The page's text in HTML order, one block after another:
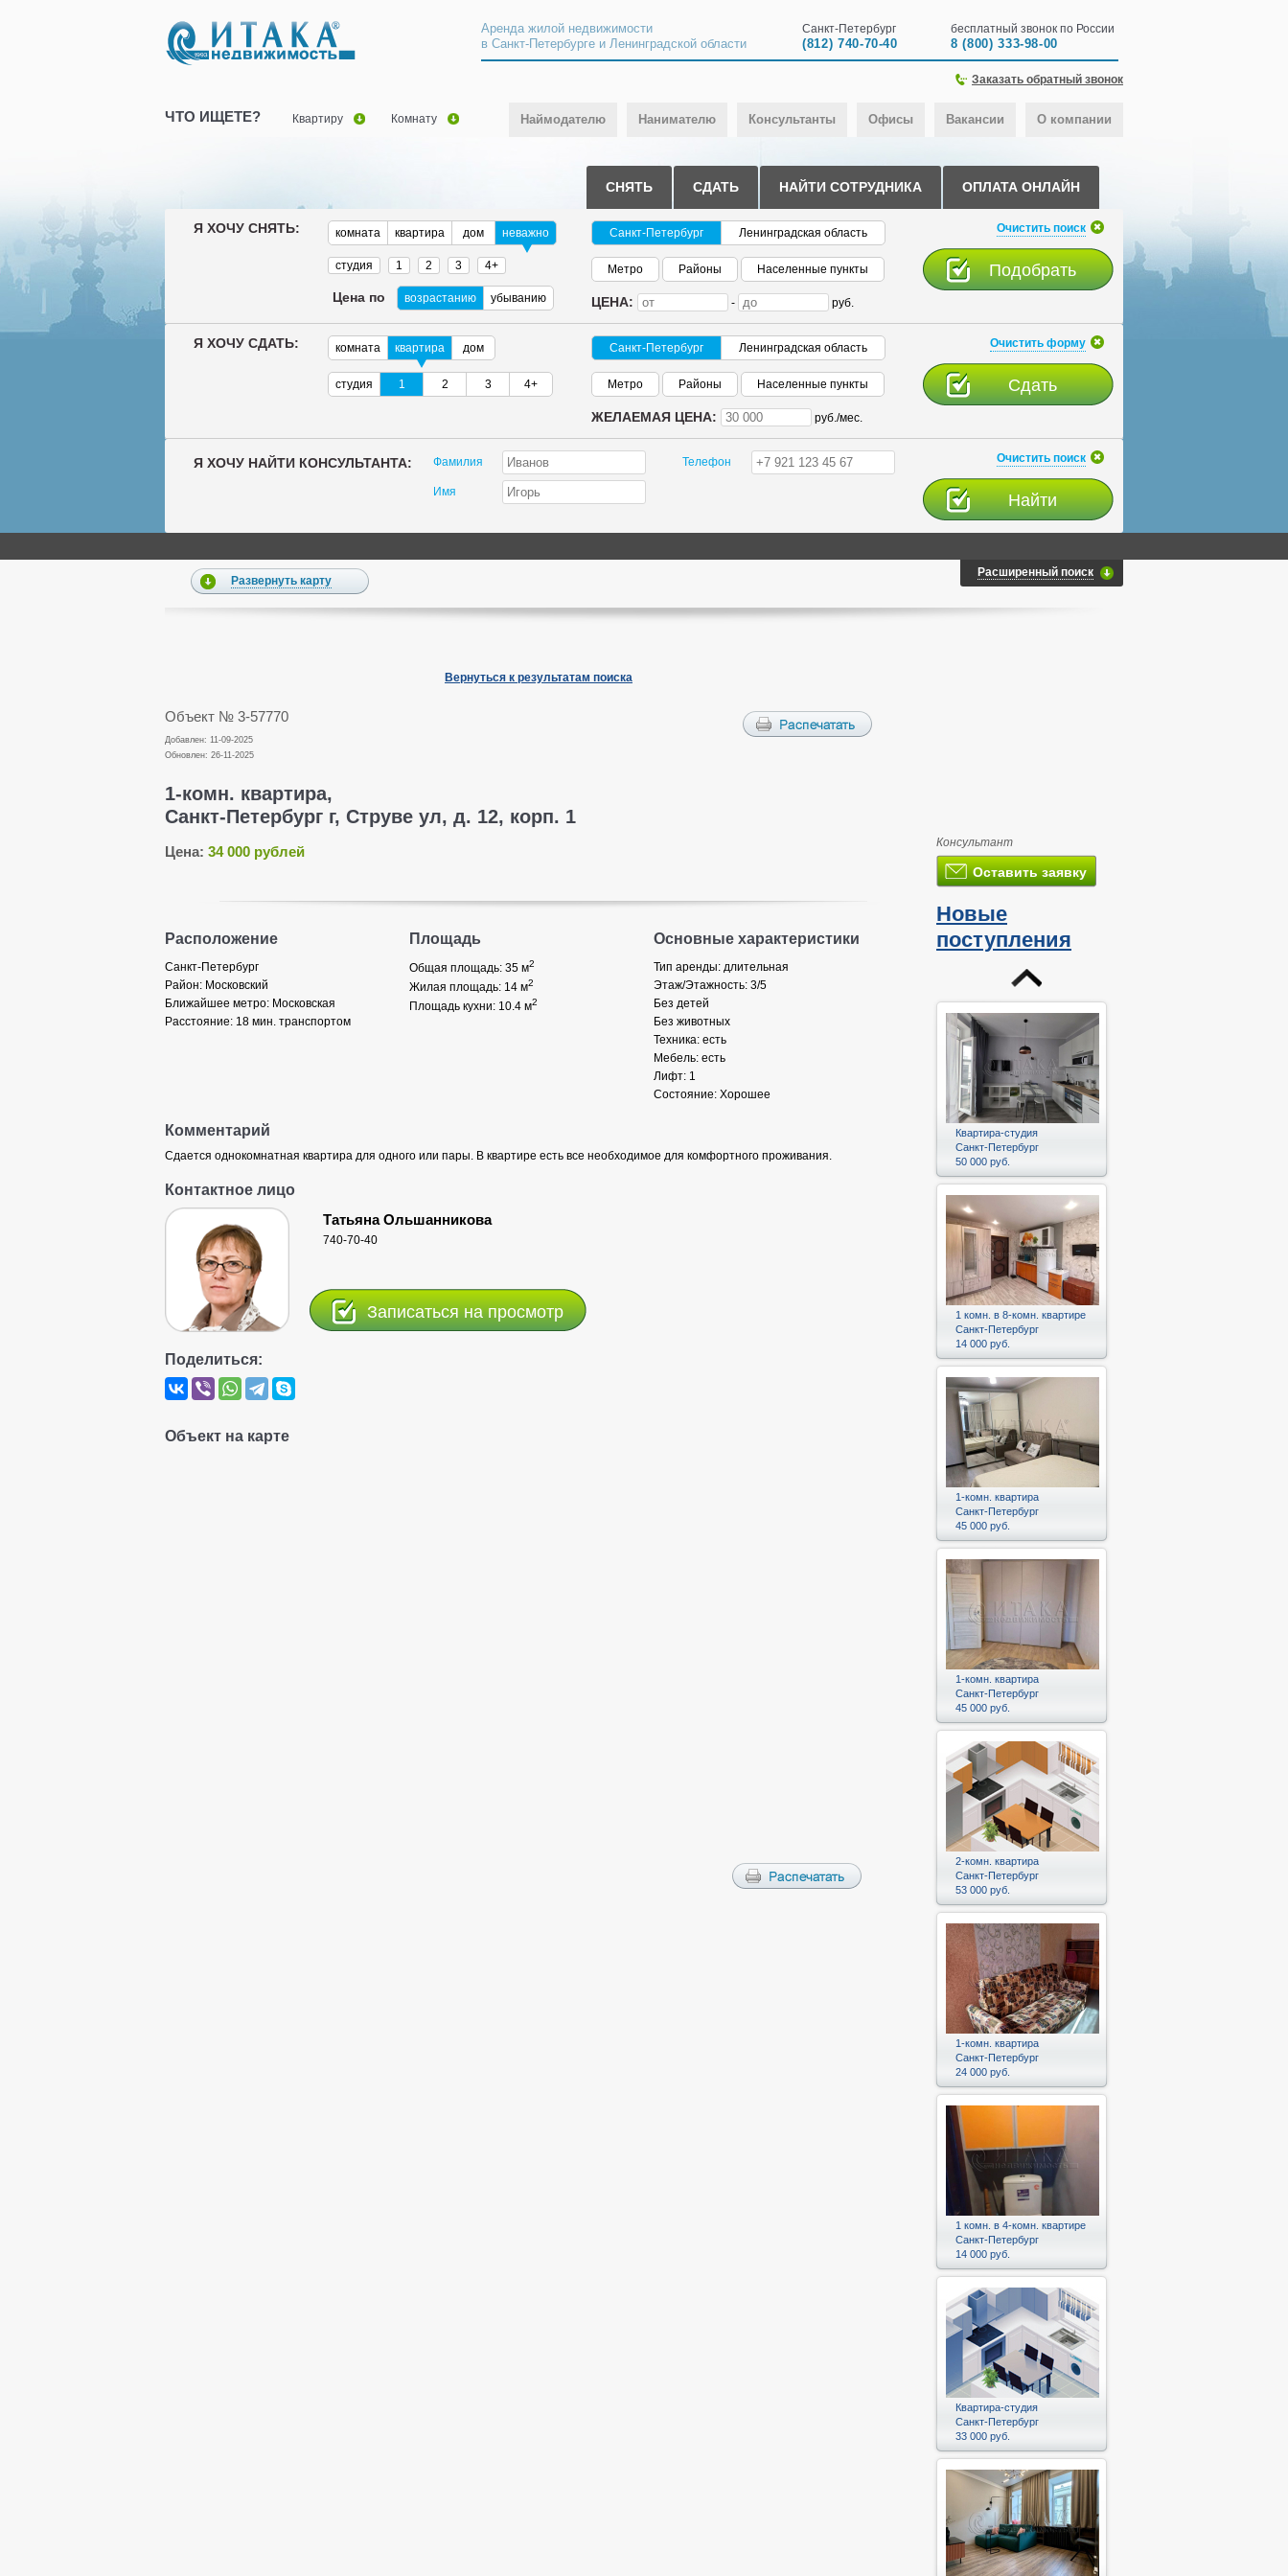
Аренда жилой недвижимости
в Санкт-Петербурге и Ленинградской области
Санкт-Петербург
(812) 740-70-40
бесплатный звонок по России
8 (800) 333-98-00
Заказать обратный звонок
ЧТО ИЩЕТЕ? Квартиру Комнату Наймодателю Нанимателю Консультанты Офисы Вакансии О компании
СНЯТЬ СДАТЬ НАЙТИ СОТРУДНИКА ОПЛАТА ОНЛАЙН
Я ХОЧУ СНЯТЬ: комната квартира дом неважно
студия 1 2 3 4+
Цена по возрастанию убыванию
Санкт-Петербург Ленинградская область
Метро Районы Населенные пункты
ЦЕНА: - руб.
Очистить поиск
Я ХОЧУ СДАТЬ: комната квартира дом
студия 1 2 3 4+
Санкт-Петербург Ленинградская область
Метро Районы Населенные пункты
ЖЕЛАЕМАЯ ЦЕНА: руб./мес.
Очистить форму
Я ХОЧУ НАЙТИ КОНСУЛЬТАНТА: Фамилия
Имя
Телефон Очистить поиск
Расширенный поиск
Развернуть карту
Вернуться к результатам поиска
Объект № 3-57770
Добавлен: 11-09-2025
Обновлен: 26-11-2025
1-комн. квартира,
Санкт-Петербург г, Струве ул, д. 12, корп. 1
Цена: 34 000 рублей
Расположение
Санкт-Петербург
Район: Московский
Ближайшее метро: Московская
Расстояние: 18 мин. транспортом
Площадь
Общая площадь: 35 м2
Жилая площадь: 14 м2
Площадь кухни: 10.4 м2
Основные характеристики
Тип аренды: длительная
Этаж/Этажность: 3/5
Без детей
Без животных
Техника: есть
Мебель: есть
Лифт: 1
Состояние: Хорошее
Комментарий
Сдается однокомнатная квартира для одного или пары. В квартире есть все необходимое для комфортного проживания.
Контактное лицо
Татьяна Ольшанникова
740-70-40
Записаться на просмотр
Поделиться:
Объект на карте
Консультант
Оставить заявку
Новые
поступления
Квартира-студия
Санкт-Петербург
50 000 руб.
1 комн. в 8-комн. квартире
Санкт-Петербург
14 000 руб.
1-комн. квартира
Санкт-Петербург
45 000 руб.
1-комн. квартира
Санкт-Петербург
45 000 руб.
2-комн. квартира
Санкт-Петербург
53 000 руб.
1-комн. квартира
Санкт-Петербург
24 000 руб.
1 комн. в 4-комн. квартире
Санкт-Петербург
14 000 руб.
Квартира-студия
Санкт-Петербург
33 000 руб.